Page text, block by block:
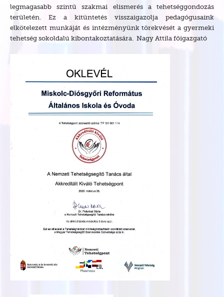
legmagasabb szintű szakmai elismerés a tehetséggondozás
területén. Ez a kitüntetés visszaigazolja pedagógusaink
elkötelezett munkáját és intézményünk törekvését a gyermeki
tehetség sokoldalú kibontakoztatására. Nagy Attila főigazgató